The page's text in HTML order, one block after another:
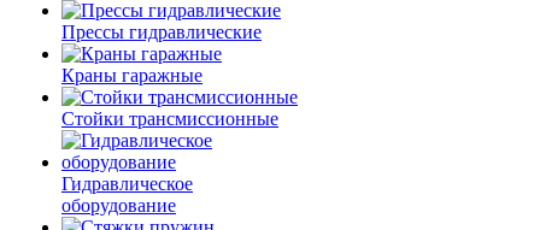
Прессы гидравлические
Краны гаражные
Стойки трансмиссионные
Гидравлическое
оборудование